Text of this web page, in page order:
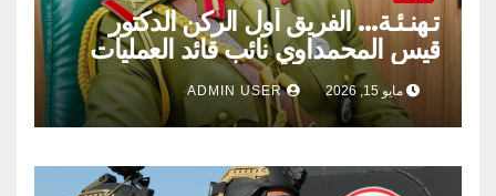
تـهنـئـة… الفريق أول الركن الدكتور
قيس المحمداوي نائب قائد العمليات
المشتركة ​دولة رئيس مجلس الوزراء،
القائد العام للقوات المسلحة الأستاذ
علي الزيدي المحترم.
مايو 15, 2026 ADMIN USER